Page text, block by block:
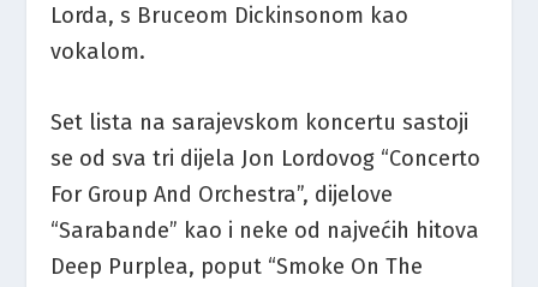
Lorda, s Bruceom Dickinsonom kao
vokalom.
Set lista na sarajevskom koncertu sastoji
se od sva tri dijela Jon Lordovog “Concerto
For Group And Orchestra”, dijelove
“Sarabande” kao i neke od najvećih hitova
Deep Purplea, poput “Smoke On The